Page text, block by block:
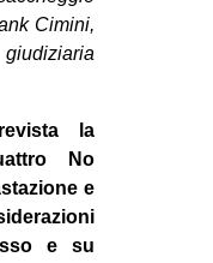
Cimini,
la
No
e
e su